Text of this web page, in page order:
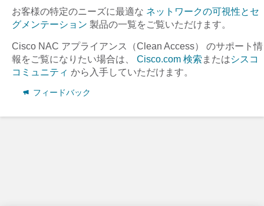
お客様の特定のニーズに最適な ネットワークの可視性とセ
グメンテーション 製品の一覧をご覧いただけます。
Cisco NAC アプライアンス（Clean Access）
のサポート情
報をご覧になりたい場合は、 Cisco.com 検索 またはシスコ
コミュニティ から入手していただけます。
フィードバック